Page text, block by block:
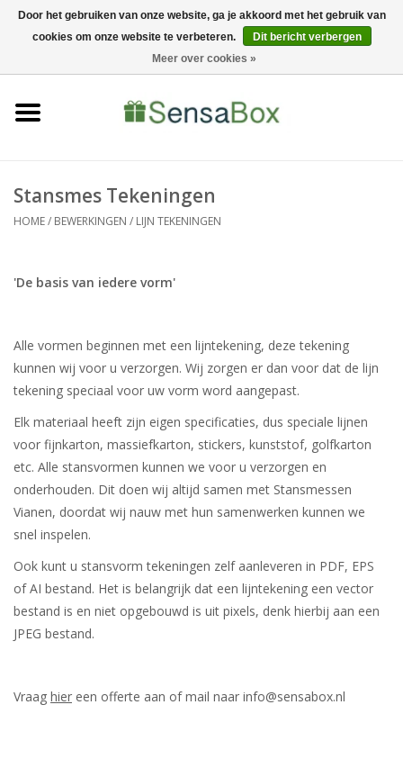
06-22022900 0 Artikelen - €0,00
Bewerkingen
Stansmes Tekeningen
HOME/ BEWERKINGEN / LIJN TEKENINGEN
'De basis van iedere vorm'
Alle vormen beginnen met een lijntekening, deze tekening
kunnen wij voor u verzorgen. Wij zorgen er dan voor dat de lijn
tekening speciaal voor uw vorm word aangepast.
Elk materiaal heeft zijn eigen specificaties, dus speciale lijnen
voor fijnkarton, massiefkarton, stickers, kunststof, golfkarton
etc. Alle stansvormen kunnen we voor u verzorgen en
onderhouden. Dit doen wij altijd samen met Stansmessen
Vianen, doordat wij nauw met hun samenwerken kunnen we
snel inspelen.
Ook kunt u stansvorm tekeningen zelf aanleveren in PDF, EPS
of AI bestand. Het is belangrijk dat een lijntekening een vector
bestand is en niet opgebouwd is uit pixels, denk hierbij aan een
JPEG bestand.
Vraag hier een offerte aan of mail naar info@sensabox.nl
Door het gebruiken van onze website, ga je akkoord met het gebruik van
cookies om onze website te verbeteren.
Dit bericht verbergen
Meer over cookies »